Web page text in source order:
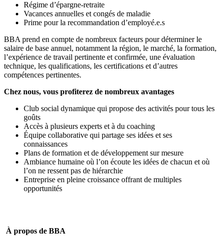
Régime d’épargne-retraite
Vacances annuelles et congés de maladie
Prime pour la recommandation d’employé.e.s
BBA prend en compte de nombreux facteurs pour déterminer le
salaire de base annuel, notamment la région, le marché, la formation,
l’expérience de travail pertinente et confirmée, une évaluation
technique, les qualifications, les certifications et d’autres
compétences pertinentes.
Chez nous, vous profiterez de nombreux avantages
Club social dynamique qui propose des activités pour tous les
goûts
Accès à plusieurs experts et à du coaching
Équipe collaborative qui partage ses idées et ses
connaissances
Plans de formation et de développement sur mesure
Ambiance humaine où l’on écoute les idées de chacun et où
l’on ne ressent pas de hiérarchie
Entreprise en pleine croissance offrant de multiples
opportunités
À propos de BBA